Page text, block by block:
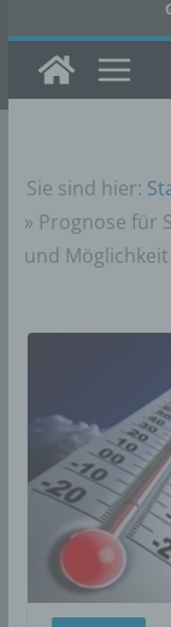
✓
Sie sind hier:
» Prognose für
und